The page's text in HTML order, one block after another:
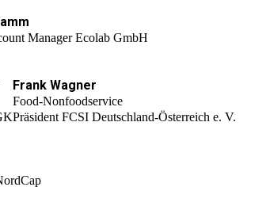
Manager Ecolab GmbH
Frank Wagner
Food-Nonfoodservice
Präsident FCSI Deutschland-Österreich e. V.